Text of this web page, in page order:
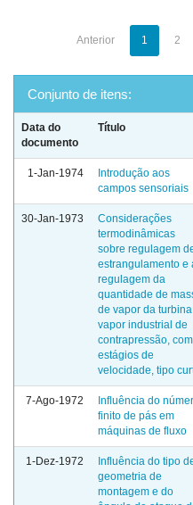
Anterior 1 2
Conjunto de itens:
Data do
documento
Título
1-Jan-1974
Introdução aos
campos sensoriais
30-Jan-1973
Considerações
termodinâmicas
sobre regulagem
estrangulamento e
regulagem da
quantidade de
de vapor da
vapor industrial de
contrapressão, com
estágios de
velocidade, tipo
7-Ago-1972
Influência do
finito de pás em
máquinas de fluxo
1-Dez-1972
Influência do tipo
geometria de
montagem e do